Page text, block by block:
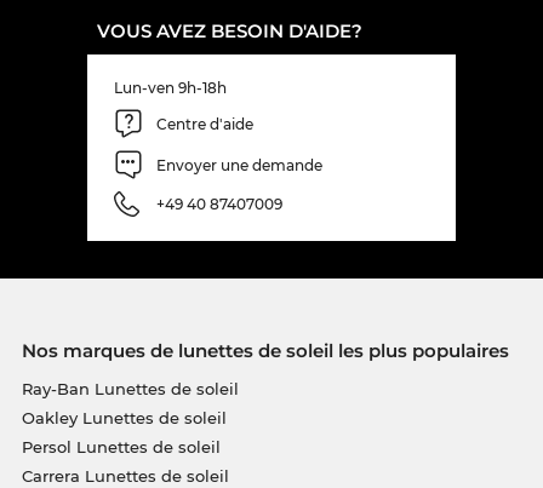
VOUS AVEZ BESOIN D'AIDE?
Lun-ven 9h-18h
Centre d'aide
Envoyer une demande
+49 40 87407009
Nos marques de lunettes de soleil les plus populaires
Ray-Ban Lunettes de soleil
Oakley Lunettes de soleil
Persol Lunettes de soleil
Carrera Lunettes de soleil